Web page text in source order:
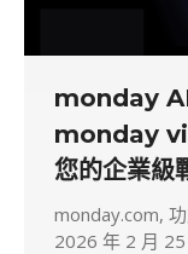
monday AI
monday
您的企業級
monday.com,
2026 年 2 月 25